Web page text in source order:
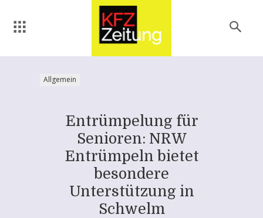
Allgemein
Entrümpelung für
Senioren: NRW
Entrümpeln bietet
besondere
Unterstützung in
Schwelm